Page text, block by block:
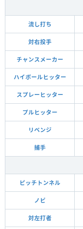
流し打ち
対右投手
チャンスメーカー
ハイボールヒッター
スプレーヒッター
プルヒッター
リベンジ
捕手
ピッチトンネル
ノビ
対左打者